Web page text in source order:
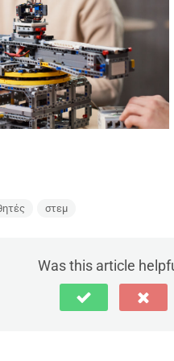
στεμ
Was this article